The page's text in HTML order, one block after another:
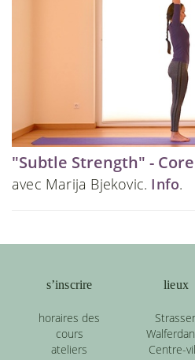
"Subtle Strength" -
avec Marija Bjekovic. Info.
s’inscrire
horaires des
cours
ateliers
lieux
Centre-